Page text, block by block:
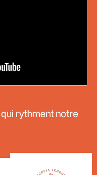
rythment notre